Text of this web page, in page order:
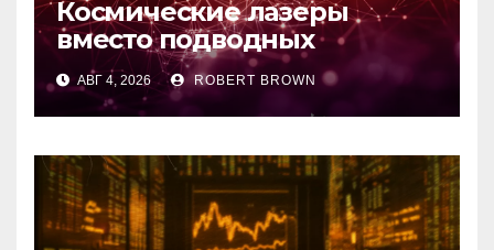
Космические лазеры
вместо подводных
кабелей: стартап EON
привлек $10,75 млн
АВГ 4, 2026 ROBERT BROWN